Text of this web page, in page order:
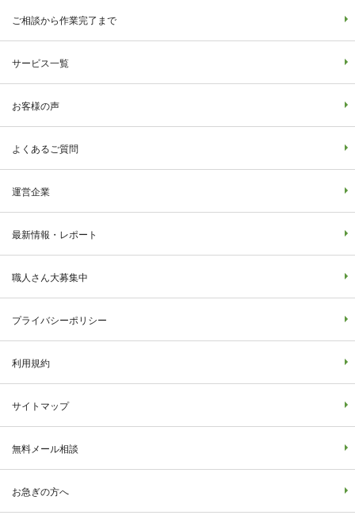
ご相談から作業完了まで
サービス一覧
お客様の声
よくあるご質問
運営企業
最新情報・レポート
職人さん大募集中
プライバシーポリシー
利用規約
サイトマップ
無料メール相談
お急ぎの方へ